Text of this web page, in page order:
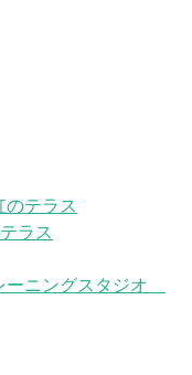
テラス
ラス
ーニングスタジオ